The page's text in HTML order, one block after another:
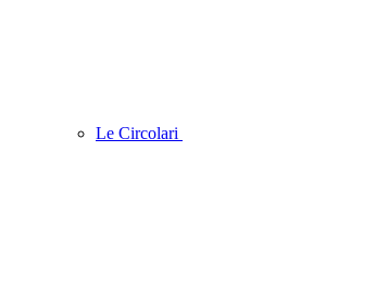
Le Circolari